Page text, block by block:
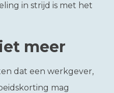
in strijd is met het
meer
dat een werkgever,
mag